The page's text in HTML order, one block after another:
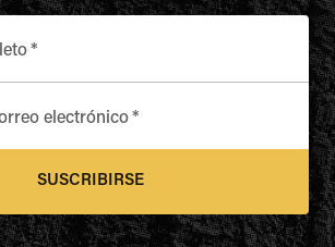
*
electrónico*
SUSCRIBIRSE